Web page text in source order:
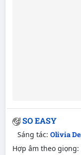
SO EASY
Sáng tác: Olivia
Hợp âm theo